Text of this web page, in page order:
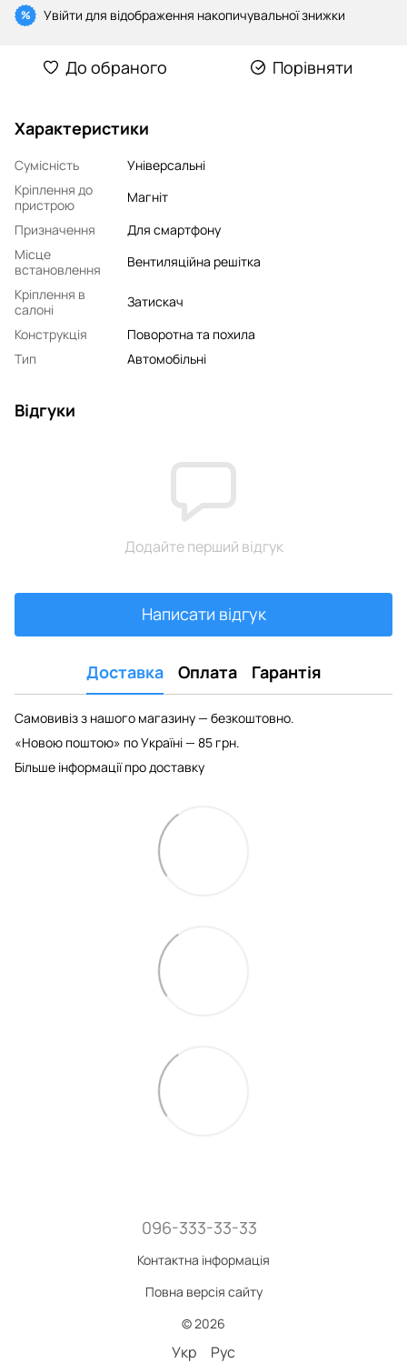
% Увійти для відображення накопичувальної знижки
До обраного Порівняти
Характеристики
Сумісність
Універсальні
Кріплення до
пристрою
Магніт
Призначення
Для смартфону
Місце
встановлення
Вентиляційна решітка
Кріплення в
салоні
Затискач
Конструкція
Поворотна та похила
Тип
Автомобільні
Відгуки
Додайте перший відгук
Написати відгук
Доставка Оплата Гарантія
Самовивіз з нашого магазину — безкоштовно.
«Новою поштою» по Україні — 85 грн.
Більше інформації про доставку
096-333-33-33
Контактна інформація
Повна версія сайту
© 2026
Укр Рус